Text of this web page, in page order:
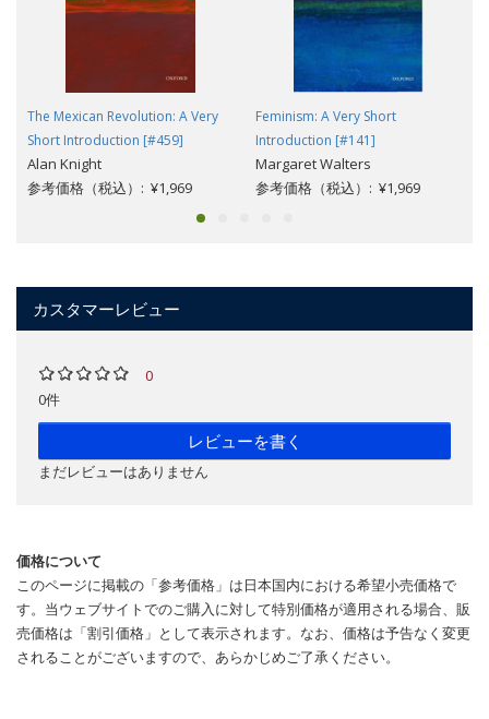
The Mexican Revolution: A Very
Short Introduction [#459]
Alan Knight
参考価格（税込）: ¥1,969
Feminism: A Very Short
Introduction [#141]
Margaret Walters
参考価格（税込）: ¥1,969
カスタマーレビュー
0
0件
レビューを書く
まだレビューはありません
価格について
このページに掲載の「参考価格」は日本国内における希望小売価格で
す。当ウェブサイトでのご購入に対して特別価格が適用される場合、販
売価格は「割引価格」として表示されます。なお、価格は予告なく変更
されることがございますので、あらかじめご了承ください。